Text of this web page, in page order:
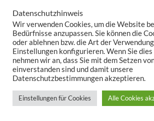
GOBELINTISCHLÄUFER,
GOBELINTISCHSETS FRÜHLING,JACQUARD
JACQUARD FRÜHLING,JACQUARD
JACQUARD KISSEN,JACQUARD KISSENBEZUG
KISSENBEZÜGE, JACQUARD MITTELDECKE ,
MITTELDECKEN,JACQUARD PLATZDECKCHEN
TISCHBAND,JACQUARD TISCHDECKE,
TISCHDECKEN,JACQUARD TISCHLÄUFER,
JACQUARD TISCHSETS,KISSEN BILLIG,
Datenschutzhinweis
Wir verwenden Cookies, um die Website
Bedürfnisse anzupassen. Sie können die
oder ablehnen bzw. die Art der
Einstellungen konfigurieren. Wenn Sie
nehmen wir an, dass Sie mit dem Setzen
einverstanden sind und damit unsere
Datenschutzbestimmungen akzeptieren.
Einstellungen für Cookies Alle Cookies